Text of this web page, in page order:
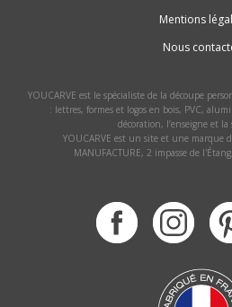
Mentions
Nous
YOUCARVE est le spécialiste de la découpe
: lettres, formes et logos en bois, PVC,
décoration, l’enseigne et
YOUCARVE est un site et une marque
MANUFACTURE, 2 impasse de